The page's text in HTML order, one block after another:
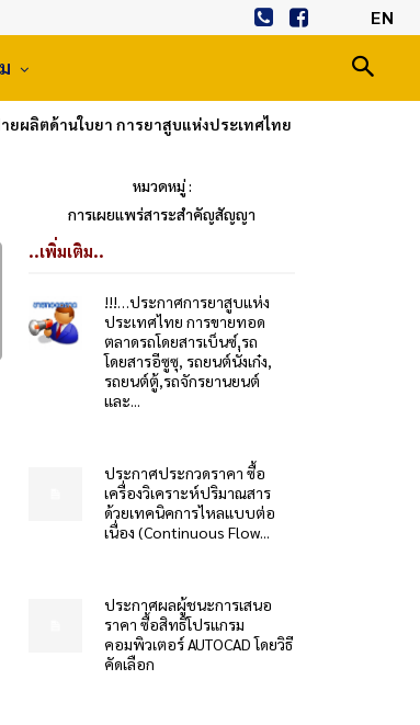
EN
ยผลิตด้านใบยา การยาสูบแห่งประเทศไทย
หมวดหมู่ :
การเผยแพร่สาระสำคัญสัญญา
..เพิ่มเติม..
!!!…ประกาศการยาสูบแห่ง
ประเทศไทย การขายทอด
ตลาดรถโดยสารเบ็นซ์,รถ
โดยสารอีซูซุ, รถยนต์นั่งเก๋ง,
รถยนต์ตู้,รถจักรยานยนต์
และ...
ประกาศประกวดราคา ซื้อ
เครื่องวิเคราะห์ปริมาณสาร
ด้วยเทคนิคการไหลแบบต่อ
เนื่อง (Continuous Flow...
ประกาศผลผู้ชนะการเสนอ
ราคา ซื้อสิทธิโปรแกรม
คอมพิวเตอร์ AUTOCAD โดยวิธี
คัดเลือก